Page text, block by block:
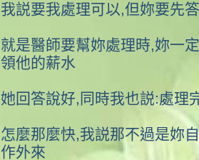
我説要我處理可以,但妳要先
就是醫師要幫妳處理時,妳一
領他的薪水
她回答說好,同時我也説:處理
怎麼那麼快,我説那不過是妳
作外來